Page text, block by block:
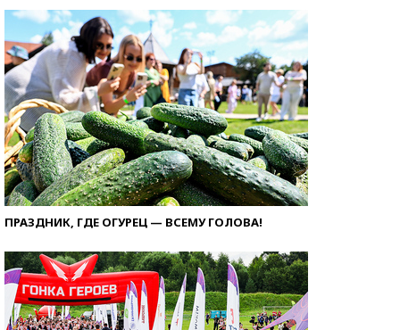
ПРАЗДНИК, ГДЕ ОГУРЕЦ — ВСЕМУ ГОЛОВА!